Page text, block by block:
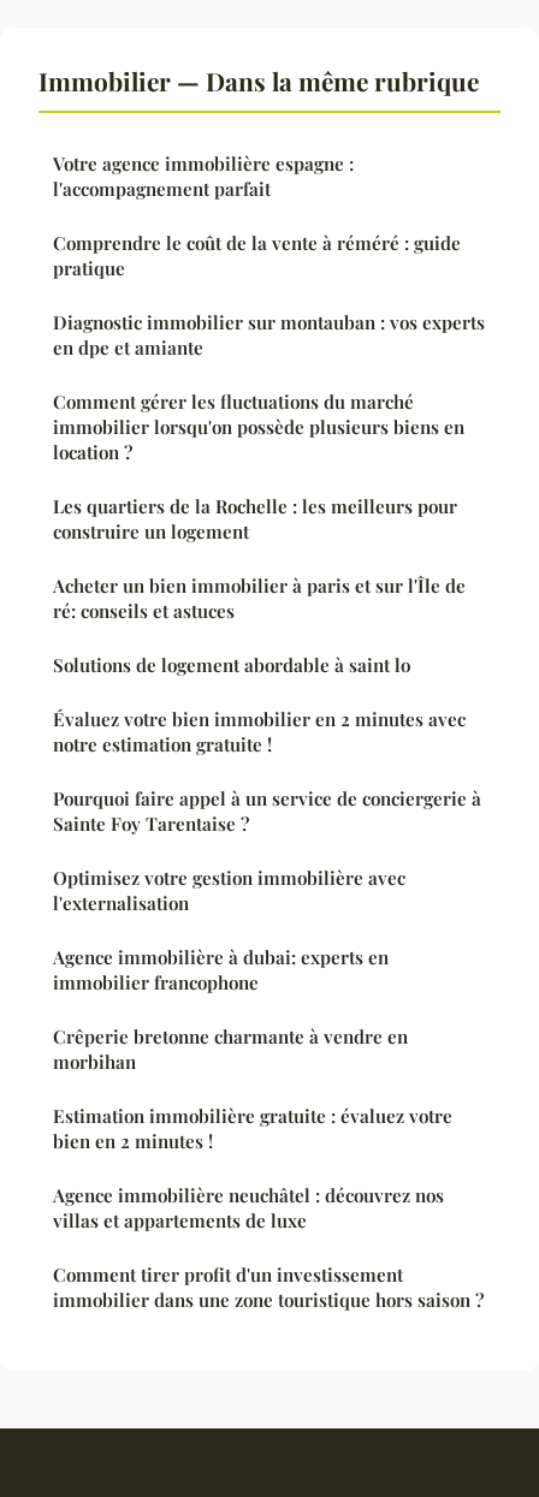
Immobilier — Dans la même rubrique
Votre agence immobilière espagne :
l'accompagnement parfait
Comprendre le coût de la vente à réméré : guide
pratique
Diagnostic immobilier sur montauban : vos experts
en dpe et amiante
Comment gérer les fluctuations du marché
immobilier lorsqu'on possède plusieurs biens en
location ?
Les quartiers de la Rochelle : les meilleurs pour
construire un logement
Acheter un bien immobilier à paris et sur l'Île de
ré: conseils et astuces
Solutions de logement abordable à saint lo
Évaluez votre bien immobilier en 2 minutes avec
notre estimation gratuite !
Pourquoi faire appel à un service de conciergerie à
Sainte Foy Tarentaise ?
Optimisez votre gestion immobilière avec
l'externalisation
Agence immobilière à dubai: experts en
immobilier francophone
Crêperie bretonne charmante à vendre en
morbihan
Estimation immobilière gratuite : évaluez votre
bien en 2 minutes !
Agence immobilière neuchâtel : découvrez nos
villas et appartements de luxe
Comment tirer profit d'un investissement
immobilier dans une zone touristique hors saison ?